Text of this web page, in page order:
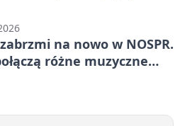
na nowo w NOSPR.
różne muzyczne